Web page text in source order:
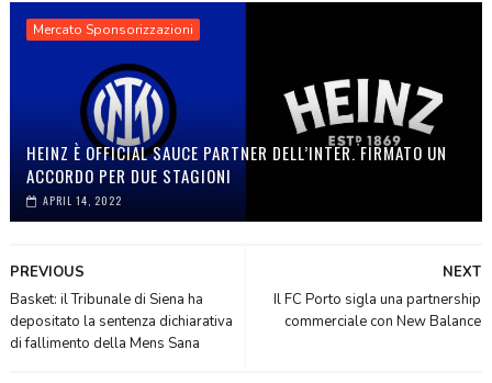
Mercato Sponsorizzazioni
HEINZ È OFFICIAL SAUCE PARTNER DELL’INTER. FIRMATO UN
ACCORDO PER DUE STAGIONI
APRIL 14, 2022
NEXT
Il FC Porto sigla una partnership
commerciale con New Balance
PREVIOUS
Basket: il Tribunale di Siena ha
depositato la sentenza dichiarativa
di fallimento della Mens Sana